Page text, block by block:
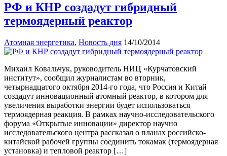
РФ и КНР создадут гибридный
термоядерный реактор
Атомная энергетика, Новость дня 14/10/2014
Михаил Ковальчук, руководитель НИЦ «Курчатовский
институт», сообщил журналистам во вторник,
четырнадцатого октября 2014-го года, что Россия и Китай
создадут инновационный атомный реактор, в котором для
увеличения выработки энергии будет использоваться
термоядерная реакция. В рамках научно-исследовательского
форума «Открытые инновации» директор научно
исследовательского центра рассказал о планах российско-
китайской рабочей группы соединить токамак (термоядерная
установка) и тепловой реактор […]